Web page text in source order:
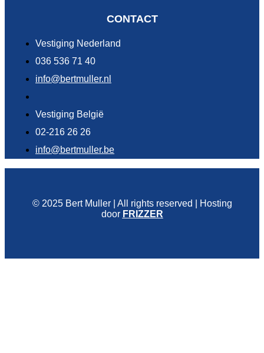
CONTACT
Vestiging Nederland
036 536 71 40
info@bertmuller.nl
Vestiging België
02-216 26 26
info@bertmuller.be
© 2025 Bert Muller | All rights reserved | Hosting
door FRIZZER